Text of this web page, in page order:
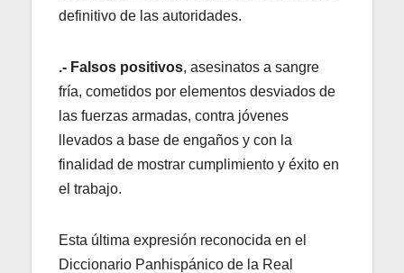
definitivo de las autoridades.
.- Falsos positivos, asesinatos a sangre
fría, cometidos por elementos desviados de
las fuerzas armadas, contra jóvenes
llevados a base de engaños y con la
finalidad de mostrar cumplimiento y éxito en
el trabajo.
Esta última expresión reconocida en el
Diccionario Panhispánico de la Real